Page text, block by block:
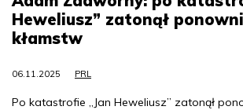
Heweliusz” zatonął
kłamstw
06.11.2025 PRL
Po katastrofie „Jan Heweliusz” zatonął